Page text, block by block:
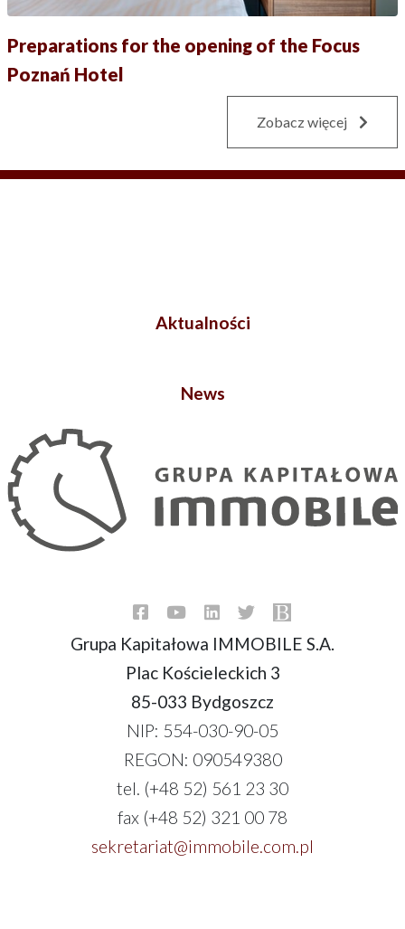
Preparations for the opening of the Focus
Poznań Hotel
Zobacz więcej
Aktualności
News
Grupa Kapitałowa IMMOBILE S.A.
Plac Kościeleckich 3
85-033 Bydgoszcz
NIP: 554-030-90-05
REGON: 090549380
tel. (+48 52) 561 23 30
fax (+48 52) 321 00 78
sekretariat@immobile.com.pl